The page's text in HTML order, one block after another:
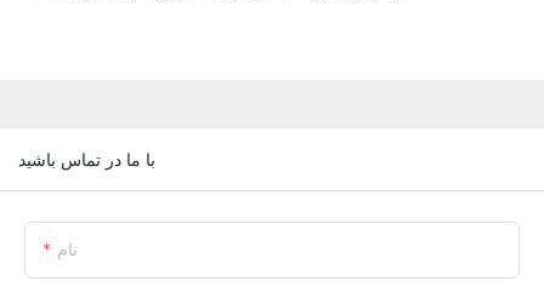
با ما در تماس باشید
نام